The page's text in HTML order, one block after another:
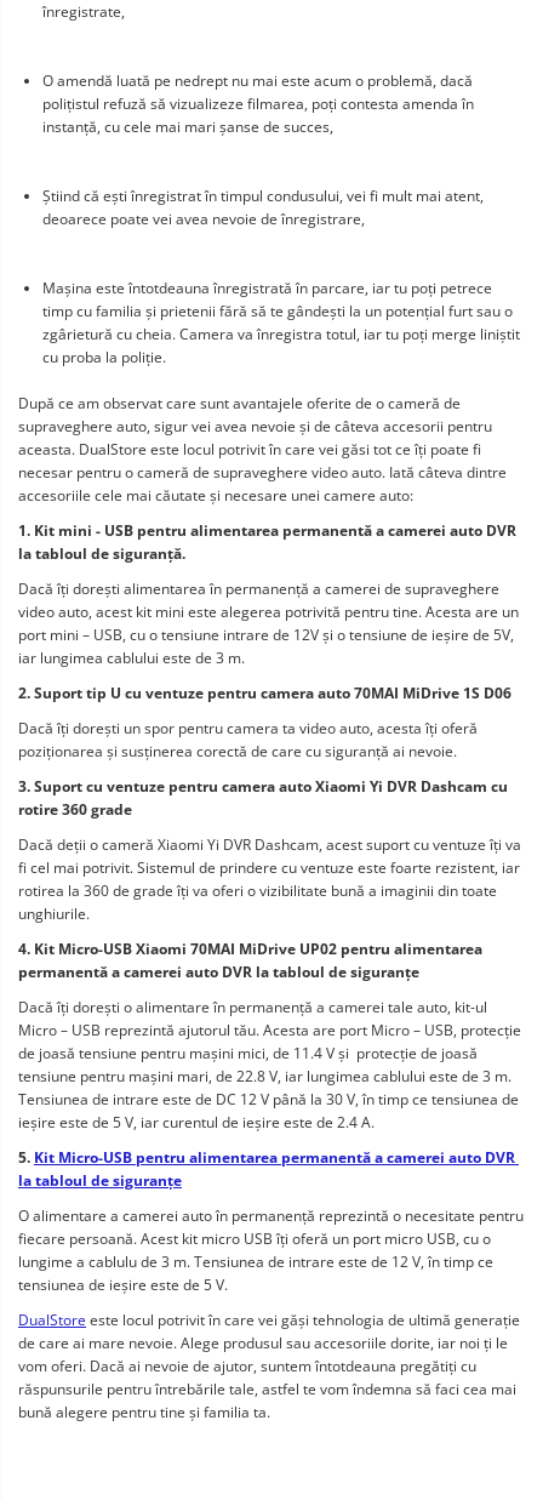
înregistrate,
O amendă luată pe nedrept nu mai este acum o problemă, dacă
polițistul refuză să vizualizeze filmarea, poți contesta amenda în
instanță, cu cele mai mari șanse de succes,
Știind că ești înregistrat în timpul condusului, vei fi mult mai atent,
deoarece poate vei avea nevoie de înregistrare,
Mașina este întotdeauna înregistrată în parcare, iar tu poți petrece
timp cu familia și prietenii fără să te gândești la un potențial furt sau o
zgârietură cu cheia. Camera va înregistra totul, iar tu poți merge liniștit
cu proba la poliție.
După ce am observat care sunt avantajele oferite de o cameră de
supraveghere auto, sigur vei avea nevoie și de câteva accesorii pentru
aceasta. DualStore este locul potrivit în care vei găsi tot ce îți poate fi
necesar pentru o cameră de supraveghere video auto. Iată câteva dintre
accesoriile cele mai căutate și necesare unei camere auto:
1. Kit mini - USB pentru alimentarea permanentă a camerei auto DVR
la tabloul de siguranță.
Dacă îți dorești alimentarea în permanență a camerei de supraveghere
video auto, acest kit mini este alegerea potrivită pentru tine. Acesta are un
port mini – USB, cu o tensiune intrare de 12V și o tensiune de ieșire de 5V,
iar lungimea cablului este de 3 m.
2. Suport tip U cu ventuze pentru camera auto 70MAI MiDrive 1S D06
Dacă îți dorești un spor pentru camera ta video auto, acesta îți oferă
poziționarea și susținerea corectă de care cu siguranță ai nevoie.
3. Suport cu ventuze pentru camera auto Xiaomi Yi DVR Dashcam cu
rotire 360 grade
Dacă deții o cameră Xiaomi Yi DVR Dashcam, acest suport cu ventuze îți va
fi cel mai potrivit. Sistemul de prindere cu ventuze este foarte rezistent, iar
rotirea la 360 de grade îți va oferi o vizibilitate bună a imaginii din toate
unghiurile.
4. Kit Micro-USB Xiaomi 70MAI MiDrive UP02 pentru alimentarea
permanentă a camerei auto DVR la tabloul de siguranțe
Dacă îți dorești o alimentare în permanență a camerei tale auto, kit-ul
Micro – USB reprezintă ajutorul tău. Acesta are port Micro – USB, protecție
de joasă tensiune pentru mașini mici, de 11.4 V și  protecție de joasă
tensiune pentru mașini mari, de 22.8 V, iar lungimea cablului este de 3 m.
Tensiunea de intrare este de DC 12 V până la 30 V, în timp ce tensiunea de
ieșire este de 5 V, iar curentul de ieșire este de 2.4 A.
5. Kit Micro-USB pentru alimentarea permanentă a camerei auto DVR
la tabloul de siguranțe
O alimentare a camerei auto în permanență reprezintă o necesitate pentru
fiecare persoană. Acest kit micro USB îți oferă un port micro USB, cu o
lungime a cablulu de 3 m. Tensiunea de intrare este de 12 V, în timp ce
tensiunea de ieșire este de 5 V.
DualStore este locul potrivit în care vei găși tehnologia de ultimă generație
de care ai mare nevoie. Alege produsul sau accesoriile dorite, iar noi ți le
vom oferi. Dacă ai nevoie de ajutor, suntem întotdeauna pregătiți cu
răspunsurile pentru întrebările tale, astfel te vom îndemna să faci cea mai
bună alegere pentru tine și familia ta.